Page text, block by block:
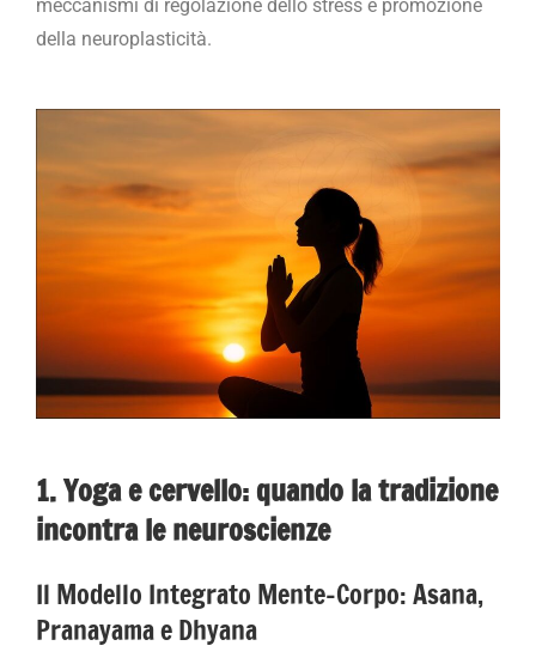
meccanismi di regolazione dello stress e promozione
della neuroplasticità.
1. Yoga e cervello: quando la tradizione
incontra le neuroscienze
Il Modello Integrato Mente-Corpo: Asana,
Pranayama e Dhyana